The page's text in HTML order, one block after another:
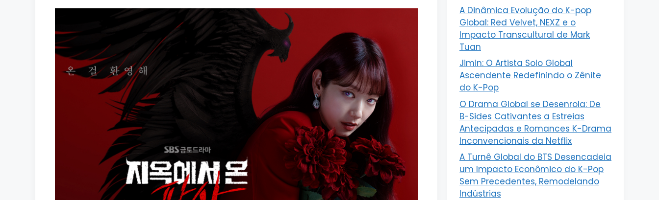
A Dinâmica Evolução do K-pop
Global: Red Velvet, NEXZ e o
Impacto Transcultural de Mark
Tuan
Jimin: O Artista Solo Global
Ascendente Redefinindo o Zênite
do K-Pop
O Drama Global se Desenrola: De
B-Sides Cativantes a Estreias
Antecipadas e Romances K-Drama
Inconvencionais da Netflix
A Turnê Global do BTS Desencadeia
um Impacto Econômico do K-Pop
Sem Precedentes, Remodelando
Indústrias